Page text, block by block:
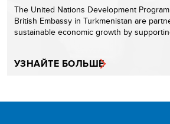
The United Nations Development
British Embassy in Turkmenistan are
sustainable economic growth by
УЗНАЙТЕ БОЛЬШЕ